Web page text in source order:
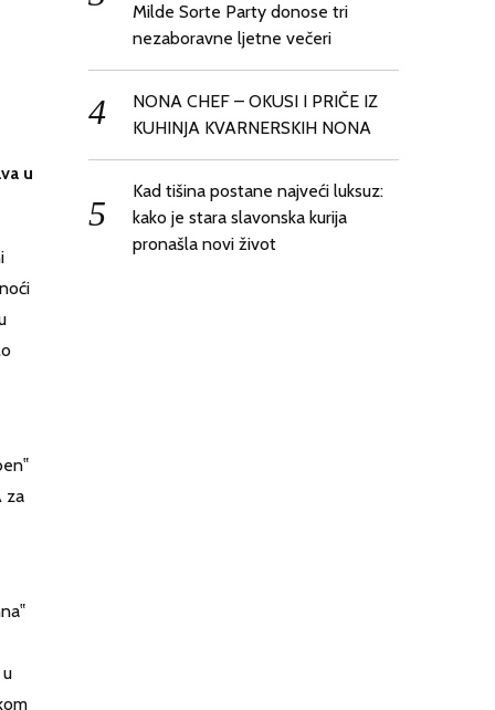
u
za
Milde Sorte Party donose tri
nezaboravne ljetne večeri
NONA CHEF – OKUSI I PRIČE IZ
KUHINJA KVARNERSKIH NONA
Kad tišina postane najveći luksuz:
kako je stara slavonska kurija
pronašla novi život